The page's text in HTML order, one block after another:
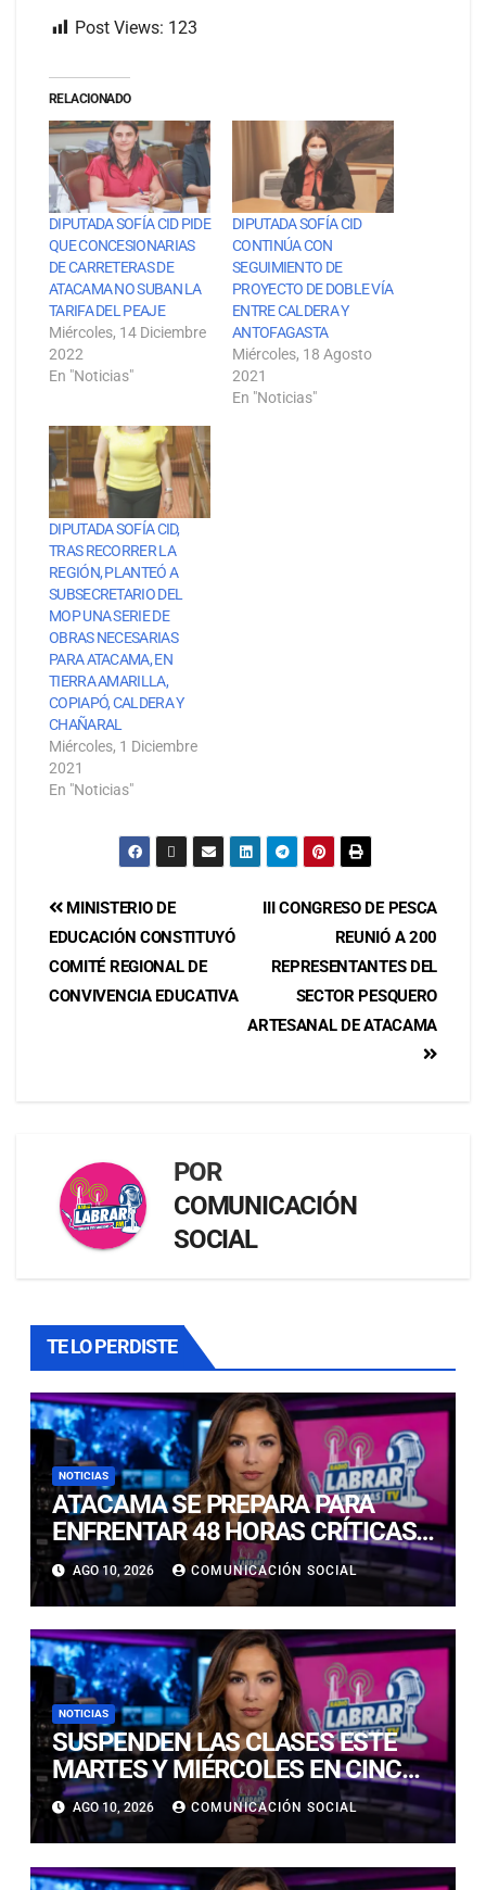
Post Views: 123
RELACIONADO
DIPUTADA SOFÍA CID PIDE
QUE CONCESIONARIAS
DE CARRETERAS DE
ATACAMA NO SUBAN LA
TARIFA DEL PEAJE
Miércoles, 14 Diciembre
2022
En "Noticias"
DIPUTADA SOFÍA CID
CONTINÚA CON
SEGUIMIENTO DE
PROYECTO DE DOBLE VÍA
ENTRE CALDERA Y
ANTOFAGASTA
Miércoles, 18 Agosto
2021
En "Noticias"
DIPUTADA SOFÍA CID,
TRAS RECORRER LA
REGIÓN, PLANTEÓ A
SUBSECRETARIO DEL
MOP UNA SERIE DE
OBRAS NECESARIAS
PARA ATACAMA, EN
TIERRA AMARILLA,
COPIAPÓ, CALDERA Y
CHAÑARAL
Miércoles, 1 Diciembre
2021
En "Noticias"
III CONGRESO DE PESCA
REUNIÓ A 200
REPRESENTANTES DEL
SECTOR PESQUERO
ARTESANAL DE ATACAMA
MINISTERIO DE
EDUCACIÓN CONSTITUYÓ
COMITÉ REGIONAL DE
CONVIVENCIA EDUCATIVA
POR
COMUNICACIÓN
SOCIAL
TE LO PERDISTE
NOTICIAS
ATACAMA SE PREPARA PARA
ENFRENTAR 48 HORAS CRÍTICAS
POR INTENSAS PRECIPITACIONES
AGO 10, 2026 COMUNICACIÓN SOCIAL
NOTICIAS
SUSPENDEN LAS CLASES ESTE
MARTES Y MIÉRCOLES EN CINCO
COMUNAS DE LAS PROVINCIAS
DE COPIAPÓ Y CHAÑARAL
AGO 10, 2026 COMUNICACIÓN SOCIAL